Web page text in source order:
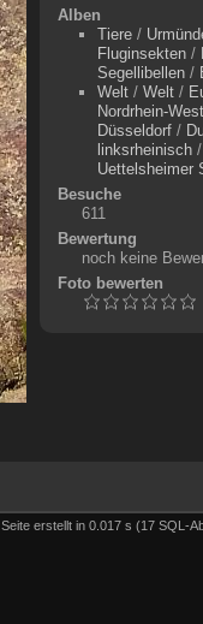
Alben
Tiere/
Fluginsekten/
Segellibellen/
Welt/ Welt/
Nordrhein-
Düsseldorf/
linksrheinisch/
Uettelsheimer
Besuche
611
Bewertung
noch keine
Foto bewerten
Seite erstellt in 0.017 s (17 SQL-